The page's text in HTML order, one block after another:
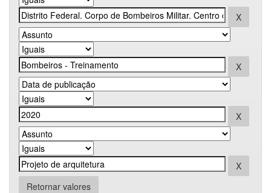
Retornar valores